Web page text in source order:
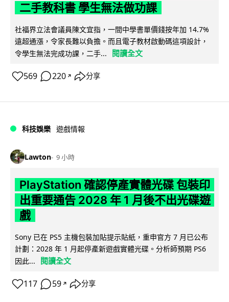
二手教科書 學生無法做功課
社福界立法會議員陳文宜指，一間中學書單價錢按年加 14.7%
遠超通漲，令家長難以負擔。而且電子教材啟動碼這項設計，
令學生無法完成功課，二手...
閱讀全文
569 220 ↗ 分享
科技娛樂 遊戲情報
Lawton 9 小時
PlayStation 確認停產實體光碟 包裝印
出重要通告 2028 年 1 月後不出光碟遊
戲
Sony 已在 PS5 主機包裝加貼提示貼紙，重申官方 7 月已公布
計劃：2028 年 1 月起停產新遊戲實體光碟。分析師預期 PS6
因此...
閱讀全文
117 59 ↗ 分享